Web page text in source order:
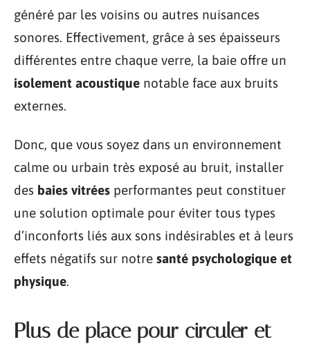
généré par les voisins ou autres nuisances
sonores. Effectivement, grâce à ses épaisseurs
différentes entre chaque verre, la baie offre un
isolement acoustique notable face aux bruits
externes.
Donc, que vous soyez dans un environnement
calme ou urbain très exposé au bruit, installer
des baies vitrées performantes peut constituer
une solution optimale pour éviter tous types
d’inconforts liés aux sons indésirables et à leurs
effets négatifs sur notre santé psychologique et
physique.
Plus de place pour circuler et